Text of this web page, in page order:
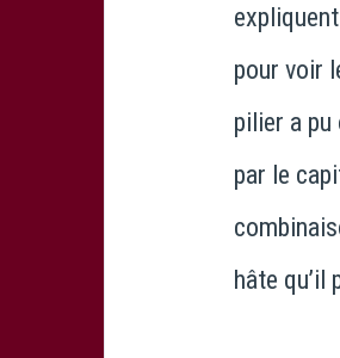
pour voir
pilier a
par le
hâte qu’il